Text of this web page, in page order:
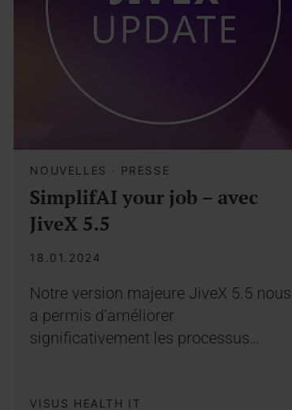
NOUVELLES · PRESSE
SimplifAI your job – avec
JiveX 5.5
18.01.2024
Notre version majeure JiveX 5.5 nous
a permis d’améliorer
significativement les processus…
VISUS HEALTH IT